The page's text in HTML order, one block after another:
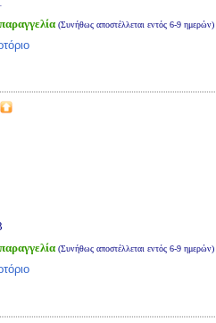
(Συνήθως αποστέλλεται εντός 6-9 ημερών)
(Συνήθως αποστέλλεται εντός 6-9 ημερών)